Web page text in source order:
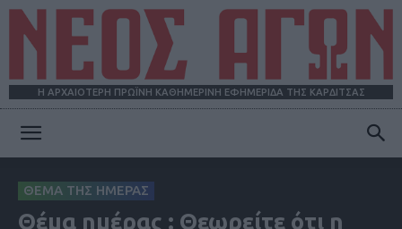
Η ΑΡΧΑΙΟΤΕΡΗ ΠΡΩΪΝΗ ΚΑΘΗΜΕΡΙΝΗ ΕΦΗΜΕΡΙΔΑ ΤΗΣ ΚΑΡΔΙΤΣΑΣ
ΑΓΩΝ
ΘΕΜΑ ΤΗΣ ΗΜΕΡΑΣ
Θέμα ημέρας : Θεωρείτε ότι η